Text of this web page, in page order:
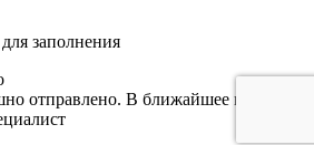
заполнения
отправлено. В ближайшее время с